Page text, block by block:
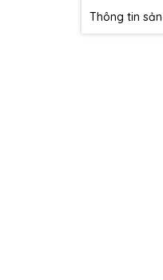
Thông tin